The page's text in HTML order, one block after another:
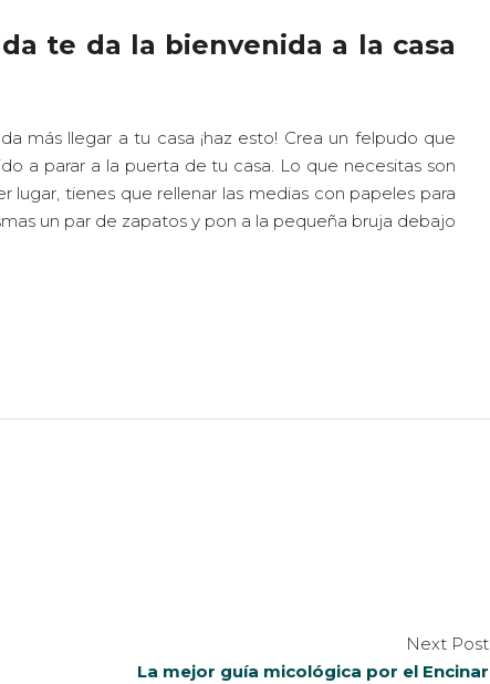
te da la bienvenida a la casa
más llegar a tu casa ¡haz esto! Crea un felpudo que
a parar a la puerta de tu casa. Lo que necesitas son
lugar, tienes que rellenar las medias con papeles para
un par de zapatos y pon a la pequeña bruja debajo
Next Post
La mejor guía micológica por el Encinar